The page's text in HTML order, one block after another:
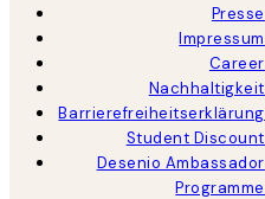
Presse
Impressum
Career
Nachhaltigkeit
Barrierefreiheitserklärung
Student Discount
Desenio Ambassador
Programme